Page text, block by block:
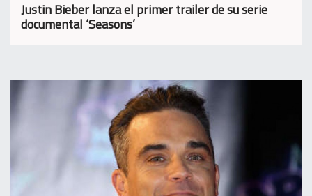
Justin Bieber lanza el primer trailer de su serie
documental ‘Seasons’